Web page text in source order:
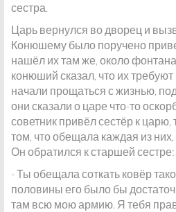
сестра.
Царь вернулся во дворец и
Конюшему было поручено
нашёл их там же, около
конюший сказал, что их
начали прощаться с жизнью,
они сказали о царе что-то
советник привёл сестёр к царю,
том, что обещала каждая из
Он обратился к старшей сестре:
- Ты обещала соткать ковёр
половины его было бы
там всю мою армию. Я тебя